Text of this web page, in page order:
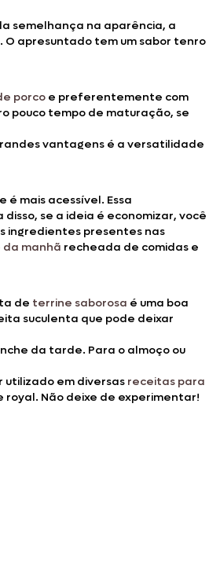
semelhança na aparência, a
O apresuntado tem um sabor tenro
porco e preferentemente com
pouco tempo de maturação, se
vantagens é a versatilidade
mais acessível. Essa
se a ideia é economizar, você
ingredientes presentes nas
manhã recheada de comidas e
de terrine saborosa é uma boa
suculenta que pode deixar
da tarde. Para o almoço ou
utilizado em diversas receitas para
royal. Não deixe de experimentar!